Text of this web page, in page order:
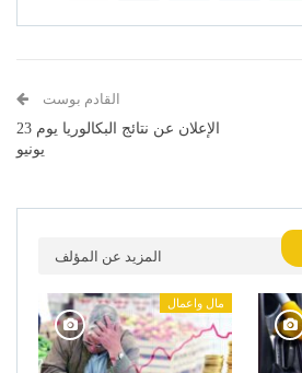
القادم بوست
الإعلان عن نتائج البكالوريا يوم 23
يونيو
المزيد عن المؤلف
مال واعمال